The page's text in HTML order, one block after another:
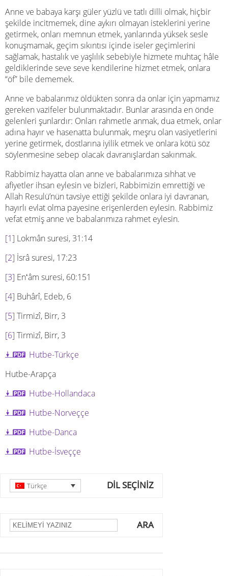
Anne ve babaya karşı güler yüzlü ve tatlı dilli olmak, hiçbir
şekilde incitmemek, dine aykırı olmayan isteklerini yerine
getirmek, onları memnun etmek, yanlarında yüksek sesle
konuşmamak, geçim sıkıntısı içinde iseler geçimlerini
sağlamak, hastalık ve yaşlılık sebebiyle hizmete muhtaç hâle
geldiklerinde seve seve kendilerine hizmet etmek, onlara
“öf” bile dememek.
Anne ve babalarımız öldükten sonra da onlar için yapmamız
gereken vazifeler bulunmaktadır. Bunlar arasında en önde
gelenleri şunlardır: Onları rahmetle anmak, dua etmek, onlar
adına hayır ve hasenatta bulunmak, meşru olan vasiyetlerini
yerine getirmek, dostlarına iyilik etmek ve onlara kötü söz
söylenmesine sebep olacak davranışlardan sakınmak.
Rabbimiz hayatta olan anne ve babalarımıza sıhhat ve
afiyetler ihsan eylesin ve bizleri, Rabbimizin emrettiği ve
Allah Resulü’nün tavsiye ettiği şekilde onlara iyi davranan,
hayırlı evlat olma payesine erişenlerden eylesin. Rabbimiz
vefat etmiş anne ve babalarımıza rahmet eylesin.
[1] Lokmân suresi, 31:14
[2] İsrâ suresi, 17:23
[3] Enʻâm suresi, 60:151
[4] Buhârî, Edeb, 6
[5] Tirmizî, Birr, 3
[6] Tirmizî, Birr, 3
Hutbe-Türkçe
Hutbe-Arapça
Hutbe-Hollandaca
Hutbe-Norveççe
Hutbe-Danca
Hutbe-İsveççe
DİL SEÇİNİZ
Türkçe
ARA